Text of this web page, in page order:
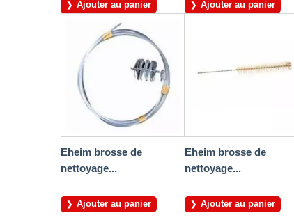
Ajouter au panier Ajouter au panier
Eheim brosse de
nettoyage...
Ajouter au panier
Eheim brosse de
nettoyage...
Ajouter au panier